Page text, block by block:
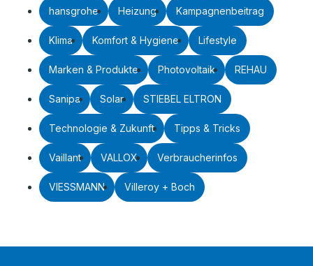
hansgrohe Heizung Kampagnenbeitrag
Klima Komfort & Hygiene Lifestyle
Marken & Produkte Photovoltaik REHAU
Sanipa Solar STIEBEL ELTRON
Technologie & Zukunft Tipps & Tricks
Vaillant VALLOX Verbraucherinfos
VIESSMANN Villeroy + Boch